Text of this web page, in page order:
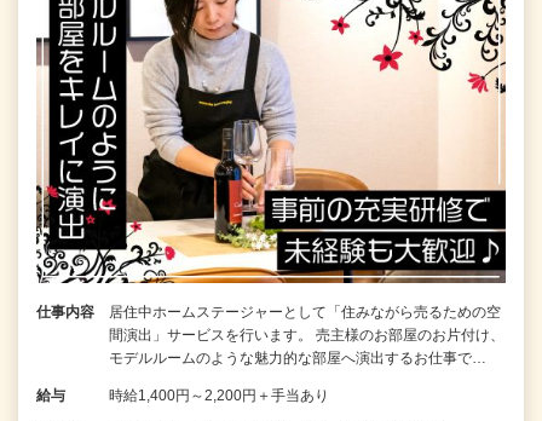
仕事内容
居住中ホームステージャーとして「住みながら売るための空
間演出」サービスを行います。 売主様のお部屋のお片付け、
モデルルームのような魅力的な部屋へ演出するお仕事で…
給与 時給1,400円～2,200円＋手当あり